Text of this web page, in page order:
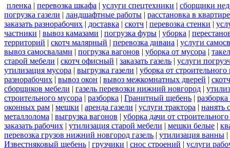
пленка | перевозка шкафа | услуги спецтехники | сборщики
погрузка газели | ландшафтные работы | расстановка в квартире
заказать разнорабочих | доставка | скотч | перевозка стенки |
частники | вывоз камазами | погрузка фуры | уборка |
территорий | скотч малярный | перевозка дивана | услуги
вывоз самосвалами | погрузка вагонов | уборка от мусора |
старой мебели | скотч офисный | заказать газель | услуги
утилизация мусора | выгрузка газели | уборка от строительного
разнорабочих | вывоз окон | вывоз межкомнатных дверей |
сборщиков мебели | газель перевозки нижний новгород |
строительного мусора | разборка | Гранитный щебень |
оконных рам | мешки | аренда газели | услуги трактора | нанять
металлолома | выгрузка вагонов | уборка дачи от
заказать рабочих | утилизация старой мебели | мешки белые |
перевозка грузов нижний новгород газель | утилизация ванны |
Известняковый щебень | грузчики | снос строений | услуги